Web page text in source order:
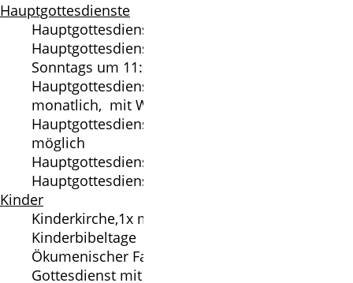
Hauptgottesdienste
Hauptgottesdienst Sonntags um 10:00 Uhr
Hauptgottesdienst als Familiengottesdienst
Sonntags um 11:00 Uhr
Hauptgottesdienst mit Abendmahl, 1x
monatlich, mit Wein und Traubensaft
Hauptgottesdienst mit Taufen, jeden Sonntag
möglich
Hauptgottesdienst mit Taufen, openair
Hauptgottesdienst als Lektorensonntag
Kinder
Kinderkirche,1x monatlich
Kinderbibeltage
Ökumenischer Familienkirchentag
Gottesdienst mit Beteiligung Kindertagesstätte